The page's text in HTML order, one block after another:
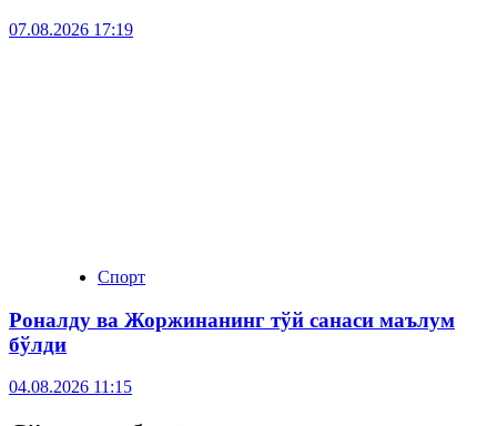
07.08.2026 17:19
Спорт
Роналду ва Жоржинанинг тўй санаси маълум
бўлди
04.08.2026 11:15